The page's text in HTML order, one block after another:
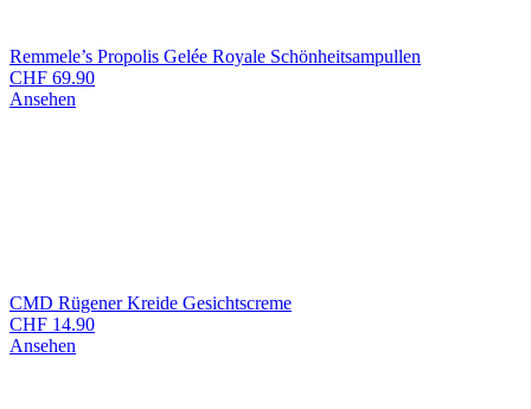
Remmele’s Propolis Gelée Royale Schönheitsampullen
CHF 69.90
Ansehen
CMD Rügener Kreide Gesichtscreme
CHF 14.90
Ansehen